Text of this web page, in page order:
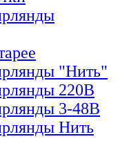
"Нить"
220В
3-48В
Нить